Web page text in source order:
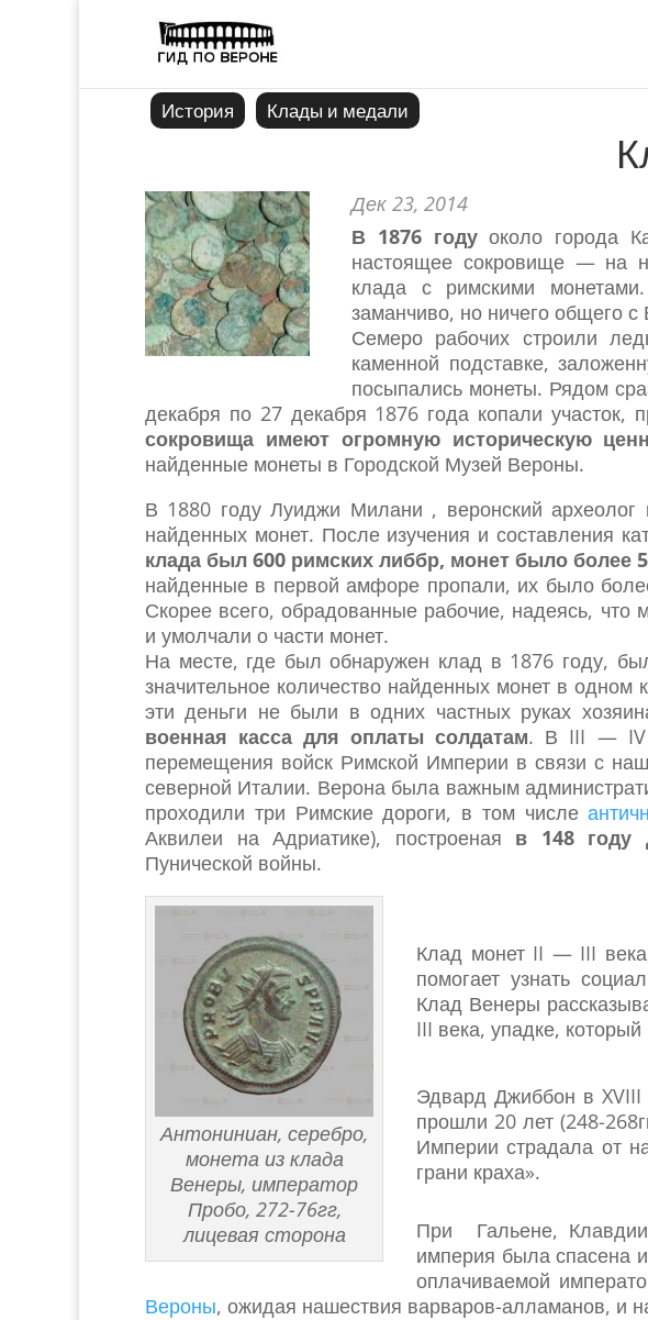
История Клады и медали
Дек 23, 2014
В 1876 годуоколо города
настоящее сокровище — на
клада с римскими
заманчиво, но ничего общего
Семеро рабочих строили
каменной подставке,
посыпались монеты. Рядом
декабря по 27 декабря 1876 года копали
сокровища имеют огромную историческую
найденные монеты в Городской Музей Вероны.
В 1880 году Луиджи Милани , веронский археолог
найденных монет. После изучения и составления
клада был 600 римских либбр, монет было более
найденные в первой амфоре пропали, их было
Скорее всего, обрадованные рабочие, надеясь, что
и умолчали о части монет.
На месте, где был обнаружен клад в 1876 году,
значительное количество найденных монет в
эти деньги не были в одних частных руках
военная касса для оплаты солдатам. В III — IV
перемещения войск Римской Империи в связи с
северной Италии. Верона была важным
проходили три Римские дороги, в том числе
Аквилеи на Адриатике), построеная в 148 году
Пунической войны.
Антониниан, серебро,
монета из клада
Венеры, император
Пробо, 272-76гг,
лицевая сторона
Клад монет II — III
помогает узнать
Клад Венеры
III века, упадке,
Эдвард Джиббон в XVIII
прошли 20 лет (248-
Империи страдала от
грани краха».
При Гальене,
империя была спасена
оплачиваемой
Вероны, ожидая нашествия варваров-алламанов, и